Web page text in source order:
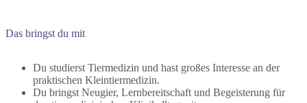
Das bringst du mit
Du studierst Tiermedizin und hast großes Interesse an der
praktischen Kleintiermedizin.
Du bringst Neugier, Lernbereitschaft und Begeisterung für